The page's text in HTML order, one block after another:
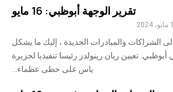
تقرير الوجهة أبوظبي: 16 مايو
الشراكات والمبادرات الجديدة ، إليك ما يشكل
تعيين ريان رينولدز رئيسا تنفيذيا لجزيرة
ياس على خطى عظماء...